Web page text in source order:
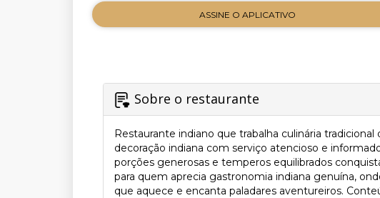
ASSINE O APLICATIVO
Sobre o restaurante
Restaurante indiano que trabalha culinária
decoração indiana com serviço atencioso e
porções generosas e temperos equilibrados
para quem aprecia gastronomia indiana genuína,
que aquece e encanta paladares aventureiros.